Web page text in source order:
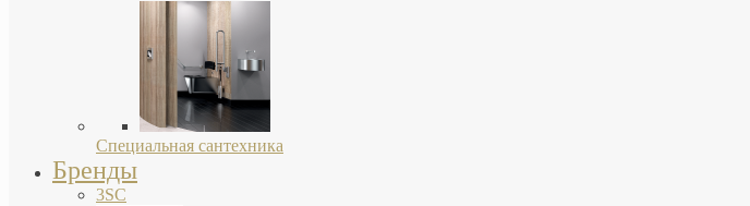
Специальная сантехника
Бренды
3SC